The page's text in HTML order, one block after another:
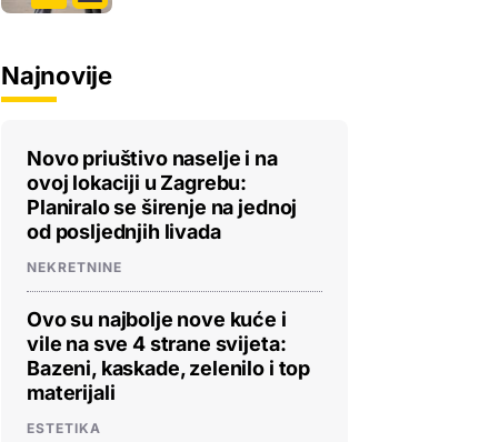
Najnovije
Novo priuštivo naselje i na
ovoj lokaciji u Zagrebu:
Planiralo se širenje na jednoj
od posljednjih livada
NEKRETNINE
Ovo su najbolje nove kuće i
vile na sve 4 strane svijeta:
Bazeni, kaskade, zelenilo i top
materijali
ESTETIKA